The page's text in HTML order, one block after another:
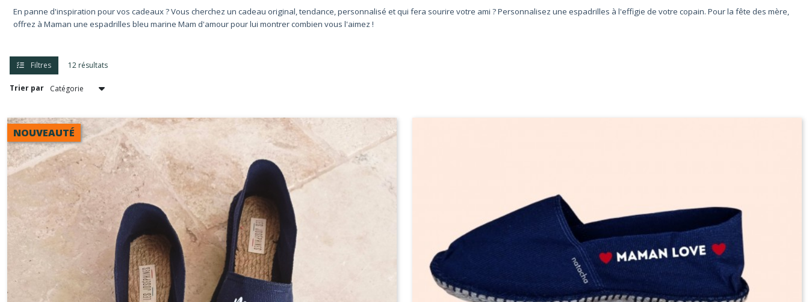
En panne d'inspiration pour vos cadeaux ? Vous cherchez un cadeau original, tendance, personnalisé et qui fera sourire votre ami ? Personnalisez une espadrilles à l'effigie de votre copain. Pour la fête des mère,
offrez à Maman une espadrilles bleu marine Mam d'amour pour lui montrer combien vous l'aimez !
Filtres 12 résultats
Trier par
NOUVEAUTÉ
Afficher
les